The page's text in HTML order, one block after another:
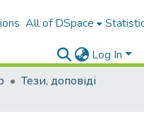
All of DSpace
Log In
Тези, доповіді